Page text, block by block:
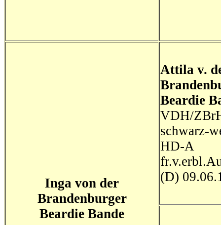
Inga von der
Brandenburger
Beardie Bande
Attila v.
Beardie
VDH/
schwarz-
HD-A
(D)